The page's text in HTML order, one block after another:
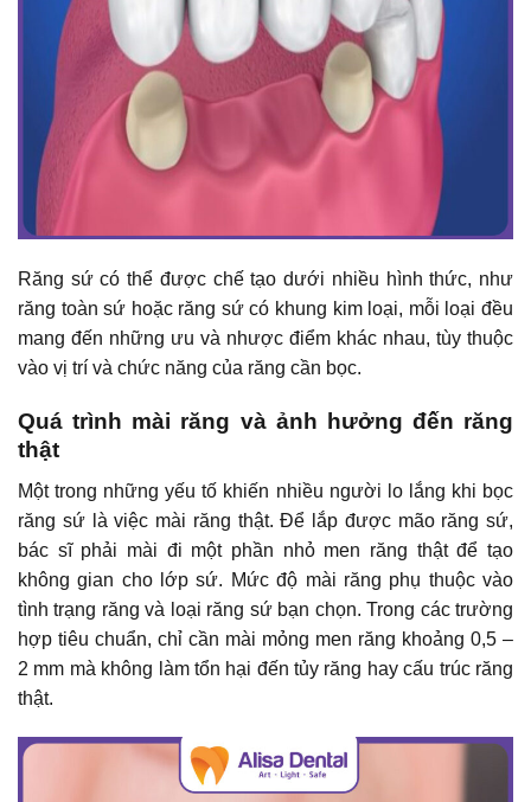
Răng sứ có thể được chế tạo dưới nhiều hình thức, như
răng toàn sứ hoặc răng sứ có khung kim loại, mỗi loại đều
mang đến những ưu và nhược điểm khác nhau, tùy thuộc
vào vị trí và chức năng của răng cần bọc.
Quá trình mài răng và ảnh hưởng đến răng
thật
Một trong những yếu tố khiến nhiều người lo lắng khi bọc
răng sứ là việc mài răng thật. Để lắp được mão răng sứ,
bác sĩ phải mài đi một phần nhỏ men răng thật để tạo
không gian cho lớp sứ. Mức độ mài răng phụ thuộc vào
tình trạng răng và loại răng sứ bạn chọn. Trong các trường
hợp tiêu chuẩn, chỉ cần mài mỏng men răng khoảng 0,5 –
2 mm mà không làm tổn hại đến tủy răng hay cấu trúc răng
thật.